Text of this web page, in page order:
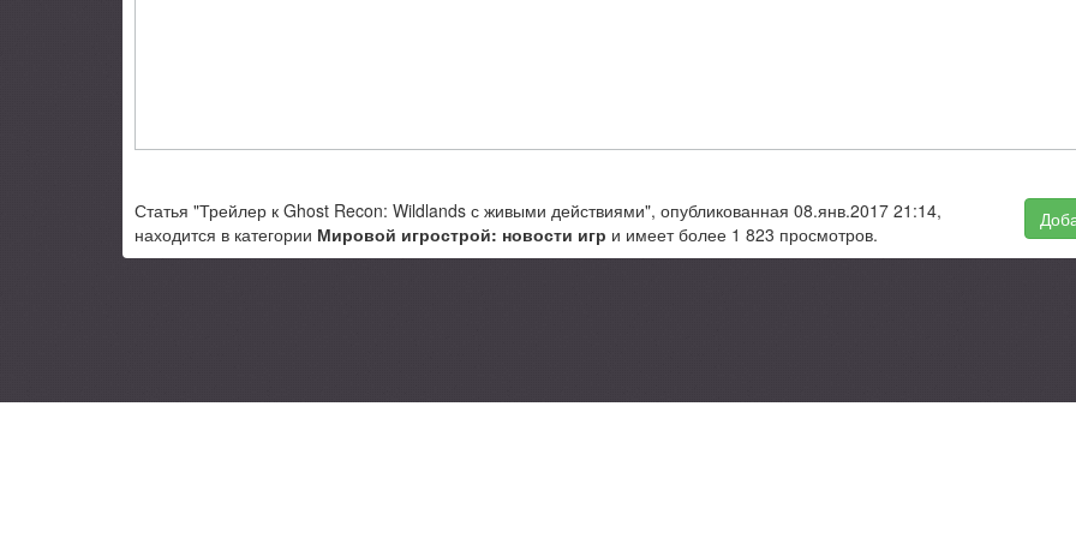
Статья "Трейлер к Ghost Recon: Wildlands с живыми действиями", опубликованная 08.янв.2017 21:14,
находится в категории Мировой игрострой: новости игр и имеет более 1 823 просмотров.